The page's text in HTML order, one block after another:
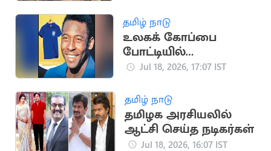
தமிழ் நாடு
உலகக் கோப்பை
போட்டியில்
பயன்படுத்திய பீலே
ஏலம்
Jul 18, 2026, 17:07 IST
தமிழ் நாடு
தமிழக அரசியலில்
ஆட்சி செய்த நடிகர்கள்
Jul 18, 2026, 16:07 IST